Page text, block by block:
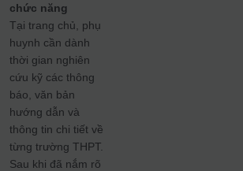
chức năng
Tại trang chủ, phụ
huynh cần dành
thời gian nghiên
cứu kỹ các thông
báo, văn bản
hướng dẫn và
thông tin chi tiết về
từng trường THPT.
Sau khi đã nắm rõ